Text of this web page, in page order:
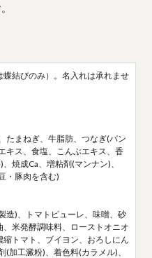
結びのみ）。名入れは承れませ
たまねぎ、牛脂肪、つなぎ(パン
キス、食塩、こんぶエキス、香
焼成Ca、増粘剤(マンナン)、
・豚肉を含む)
造)、トマトピューレ、味噌、砂
米発酵調味料、ローストオニオ
トマト、ブイヨン、おろしにん
加工澱粉)、着色料(カラメル)、